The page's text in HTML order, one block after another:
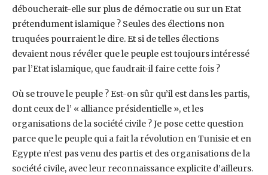
déboucherait-elle sur plus de démocratie ou sur un Etat
prétendument islamique ? Seules des élections non
truquées pourraient le dire. Et si de telles élections
devaient nous révéler que le peuple est toujours intéressé
par l’Etat islamique, que faudrait-il faire cette fois ?
Où se trouve le peuple ? Est-on sûr qu’il est dans les partis,
dont ceux de l’ « alliance présidentielle », et les
organisations de la société civile ? Je pose cette question
parce que le peuple qui a fait la révolution en Tunisie et en
Egypte n’est pas venu des partis et des organisations de la
société civile, avec leur reconnaissance explicite d’ailleurs.